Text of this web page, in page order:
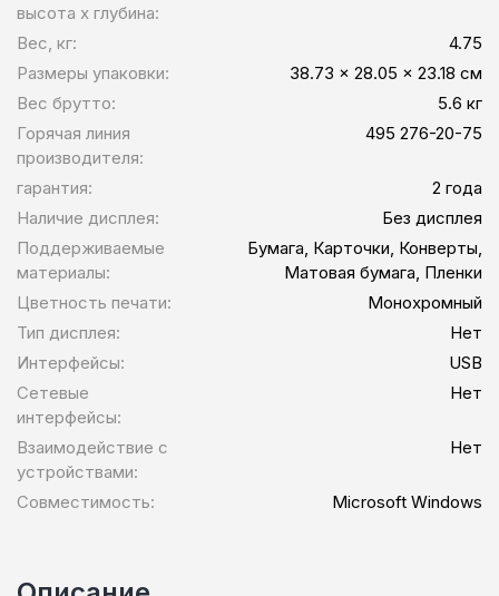
высота x глубина:
Вес, кг:
4.75
Размеры упаковки:
38.73 x 28.05 x 23.18 см
Вес брутто:
5.6 кг
Горячая линия
производителя:
495 276-20-75
гарантия:
2 года
Наличие дисплея:
Без дисплея
Поддерживаемые
материалы:
Бумага, Карточки, Конверты,
Матовая бумага, Пленки
Цветность печати:
Монохромный
Тип дисплея:
Нет
Интерфейсы:
USB
Сетевые
интерфейсы:
Нет
Взаимодействие с
устройствами:
Нет
Совместимость: Microsoft Windows